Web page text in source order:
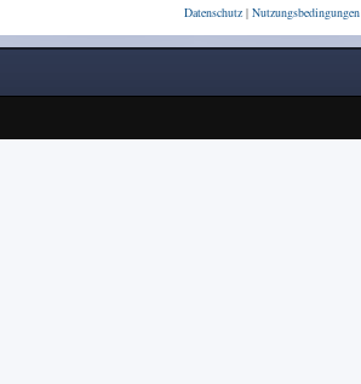
Datenschutz| Nutzungsbedingungen